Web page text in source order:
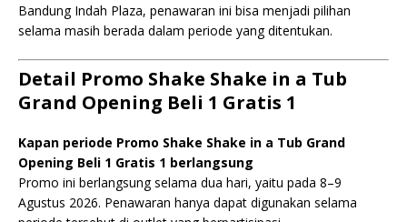
Bandung Indah Plaza, penawaran ini bisa menjadi pilihan
selama masih berada dalam periode yang ditentukan.
Detail Promo Shake Shake in a Tub
Grand Opening Beli 1 Gratis 1
Kapan periode Promo Shake Shake in a Tub Grand
Opening Beli 1 Gratis 1 berlangsung
Promo ini berlangsung selama dua hari, yaitu pada 8–9
Agustus 2026. Penawaran hanya dapat digunakan selama